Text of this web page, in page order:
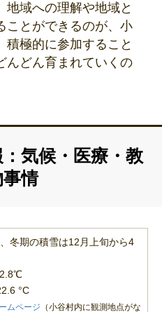
地域への理解や地域と
ことができるのが、小
積極的に参加すること
んどん育まれていくの
気候・医療・教
情
冬期の積雪は12月上旬から4
2.8℃
°C
ムページ （小谷村内に観測地点がな